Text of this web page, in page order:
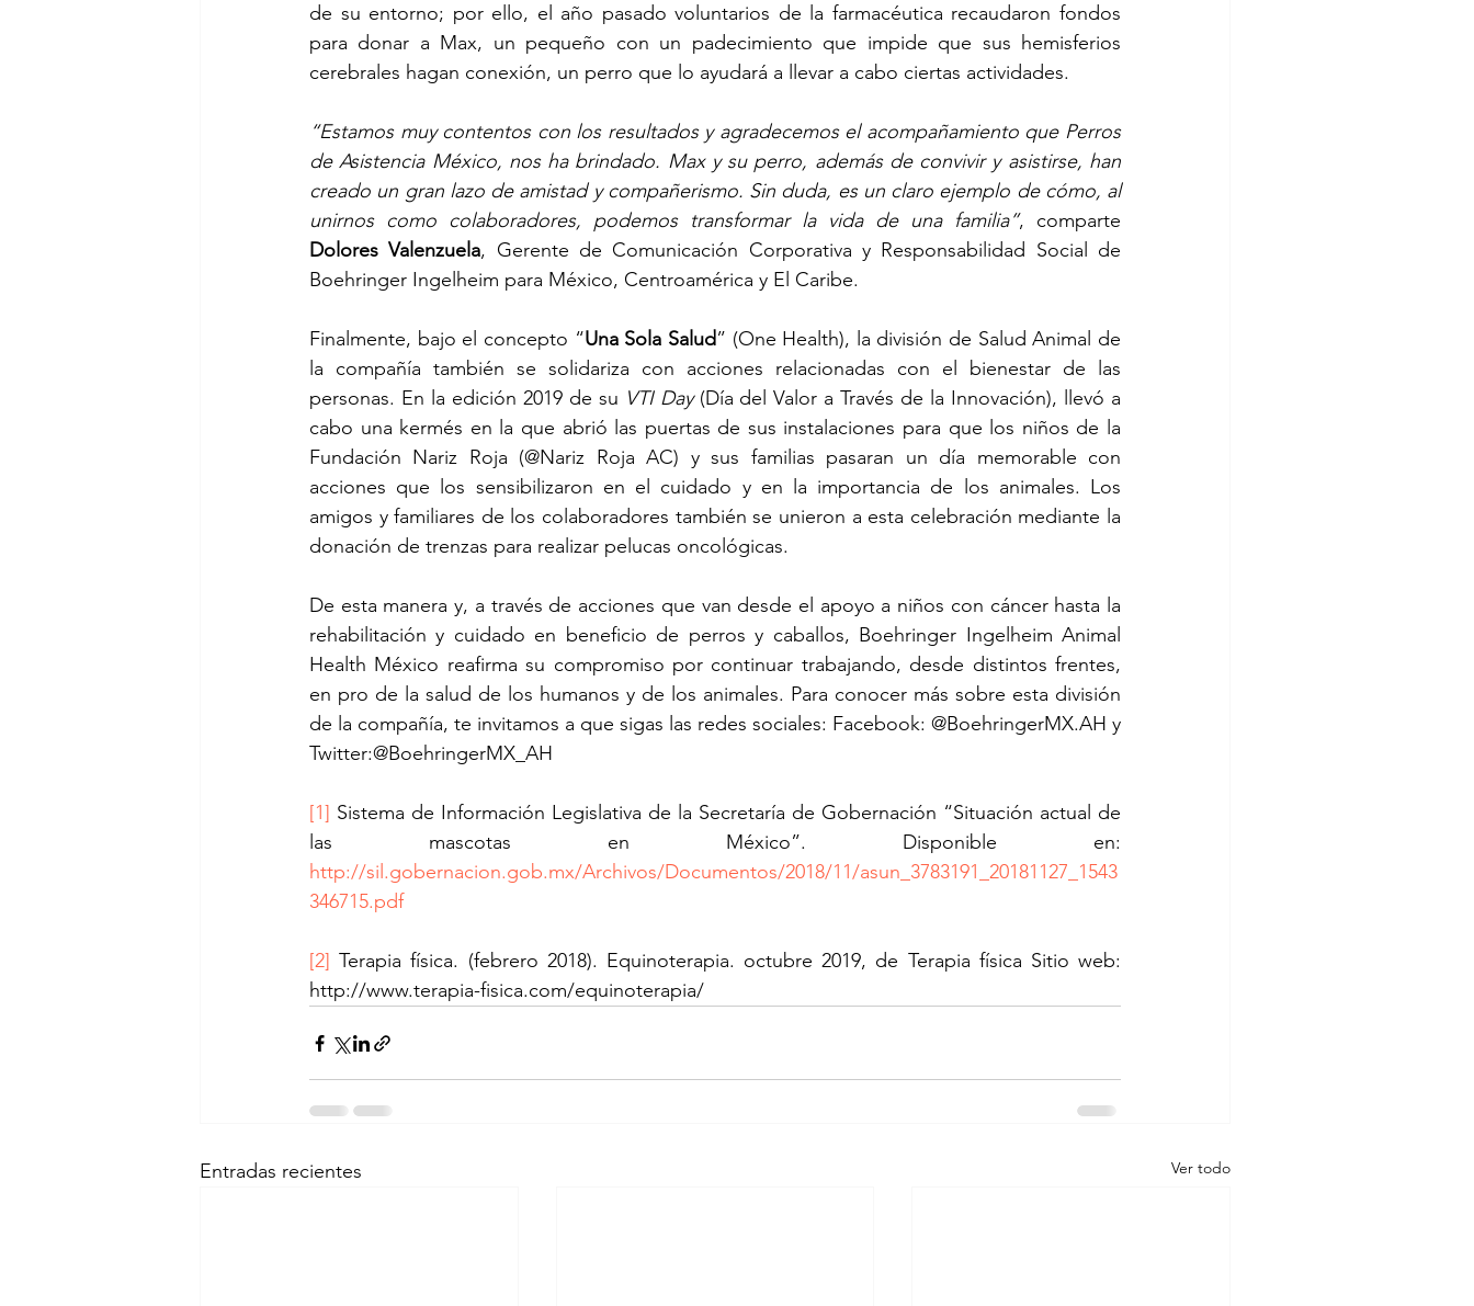
de su entorno; por ello, el año pasado voluntarios de la farmacéutica recaudaron fondos
para donar a Max, un pequeño con un padecimiento que impide que sus hemisferios
cerebrales hagan conexión, un perro que lo ayudará a llevar a cabo ciertas actividades.
“Estamos muy contentos con los resultados y agradecemos el acompañamiento que Perros
de Asistencia México, nos ha brindado. Max y su perro, además de convivir y asistirse, han
creado un gran lazo de amistad y compañerismo. Sin duda, es un claro ejemplo de cómo, al
unirnos como colaboradores, podemos transformar la vida de una familia”
Dolores Valenzuela, Gerente de Comunicación Corporativa y Responsabilidad Social de
Boehringer Ingelheim para México, Centroamérica y El Caribe.
Finalmente, bajo el concepto “Una Sola Salud” (One Health), la división de Salud Animal de
la compañía también se solidariza con acciones relacionadas con el bienestar de las
personas. En la edición 2019 de su VTI Day (Día del Valor a Través de la Innovación), llevó a
cabo una kermés en la que abrió las puertas de sus instalaciones para que los niños de la
Fundación Nariz Roja (@Nariz Roja AC) y sus familias pasaran un día memorable con
acciones que los sensibilizaron en el cuidado y en la importancia de los animales. Los
amigos y familiares de los colaboradores también se unieron a esta celebración mediante la
donación de trenzas para realizar pelucas oncológicas.
De esta manera y, a través de acciones que van desde el apoyo a niños con cáncer hasta la
rehabilitación y cuidado en beneficio de perros y caballos, Boehringer Ingelheim Animal
Health México reafirma su compromiso por continuar trabajando, desde distintos frentes,
en pro de la salud de los humanos y de los animales. Para conocer más sobre esta división
de la compañía, te invitamos a que sigas las redes sociales: Facebook: @BoehringerMX.AH y
Twitter:@BoehringerMX_AH
[1] Sistema de Información Legislativa de la Secretaría de Gobernación “Situación actual de
http://sil.gobernacion.gob.mx/Archivos/Documentos/2018/11/asun_3783191_20181127_1543
346715.pdf
[2] Terapia física. (febrero 2018). Equinoterapia. octubre 2019, de Terapia física Sitio web:
http://www.terapia-fisica.com/equinoterapia/
Entradas recientes Ver todo